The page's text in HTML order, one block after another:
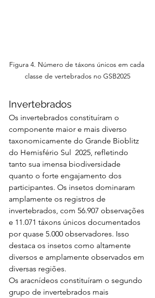
Figura 4. Número de táxons únicos em cada
classe de vertebrados no GSB2025
Invertebrados
Os invertebrados constituíram o
componente maior e mais diverso
taxonomicamente do Grande Bioblitz
do Hemisfério Sul  2025, refletindo
tanto sua imensa biodiversidade
quanto o forte engajamento dos
participantes. Os insetos dominaram
amplamente os registros de
invertebrados, com 56.907 observações
e 11.071 táxons únicos documentados
por quase 5.000 observadores. Isso
destaca os insetos como altamente
diversos e amplamente observados em
diversas regiões.
Os aracnídeos constituíram o segundo
grupo de invertebrados mais